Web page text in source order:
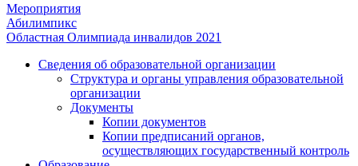
Мероприятия
Навигация
по
записям
Абилимпикс
Областная Олимпиада инвалидов 2021
Сведения об образовательной организации
Структура и органы управления образовательной
организации
Документы
Копии документов
Копии предписаний органов,
осуществляющих государственный контроль